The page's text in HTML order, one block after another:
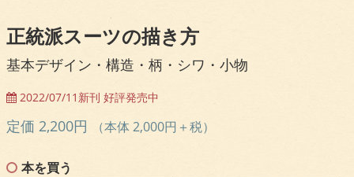
正統派スーツの描き方
基本デザイン・構造・柄・シワ・小物
2022/07/11新刊 好評発売中
定価 2,200円 （本体 2,000円＋税）
本を買う